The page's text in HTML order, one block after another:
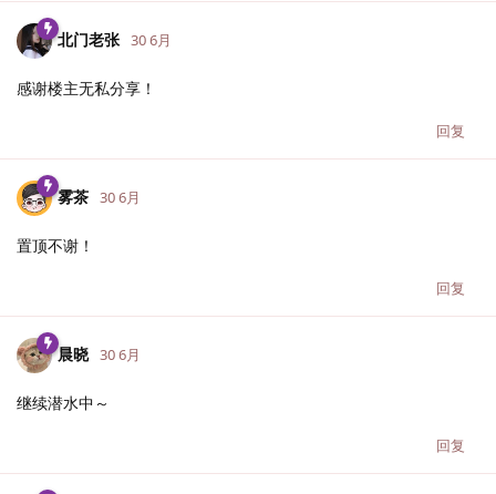
北门老张 30 6月
感谢楼主无私分享！
回复
雾茶 30 6月
置顶不谢！
回复
晨晓 30 6月
继续潜水中～
回复